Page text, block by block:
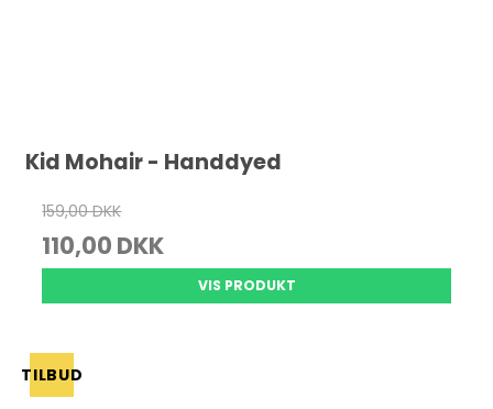
Kid Mohair - Handdyed
159,00 DKK
110,00 DKK
VIS PRODUKT
TILBUD